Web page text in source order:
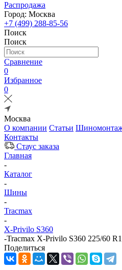
Распродажа
Город: Москва
+7 (499) 288-85-56
Поиск
Поиск
Сравнение
0
Избранное
0
Москва
О компании Статьи
Контакты
Стаус заказа
Главная
-
Каталог
-
Шины
-
Tracmax
-
X-Privilo S360
-Tracmax X-Privilo S360 225/60
Поделиться